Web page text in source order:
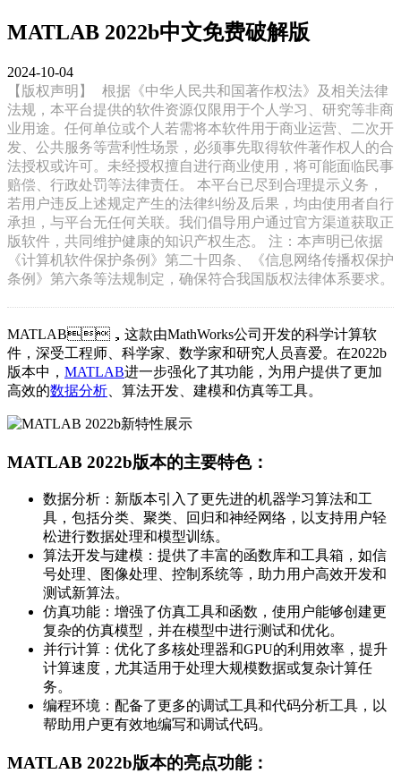
MATLAB 2022b中文免费破解版
2024-10-04
【版权声明】
根据《中华人民共和国著作权法》及相关法律
法规，本平台提供的软件资源仅限用于个人学习、研究等非商
业用途。任何单位或个人若需将本软件用于商业运营、二次开
发、公共服务等营利性场景，必须事先取得软件著作权人的合
法授权或许可。未经授权擅自进行商业使用，将可能面临民事
赔偿、行政处罚等法律责任。 本平台已尽到合理提示义务，
若用户违反上述规定产生的法律纠纷及后果，均由使用者自行
承担，与平台无任何关联。我们倡导用户通过官方渠道获取正
版软件，共同维护健康的知识产权生态。 注：本声明已依据
《计算机软件保护条例》第二十四条、《信息网络传播权保护
条例》第六条等法规制定，确保符合我国版权法律体系要求。
MATLAB，这款由MathWorks公司开发的科学计算软
件，深受工程师、科学家、数学家和研究人员喜爱。在2022b
版本中， MATLAB进一步强化了其功能，为用户提供了更加
高效的数据分析 、算法开发、建模和仿真等工具。
MATLAB 2022b版本的主要特色：
数据分析：新版本引入了更先进的机器学习算法和工
具，包括分类、聚类、回归和神经网络，以支持用户轻
松进行数据处理和模型训练。
算法开发与建模：提供了丰富的函数库和工具箱，如信
号处理、图像处理、控制系统等，助力用户高效开发和
测试新算法。
仿真功能：增强了仿真工具和函数，使用户能够创建更
复杂的仿真模型，并在模型中进行测试和优化。
并行计算：优化了多核处理器和GPU的利用效率，提升
计算速度，尤其适用于处理大规模数据或复杂计算任
务。
编程环境：配备了更多的调试工具和代码分析工具，以
帮助用户更有效地编写和调试代码。
MATLAB 2022b版本的亮点功能：